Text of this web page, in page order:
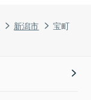
新潟市 宝町